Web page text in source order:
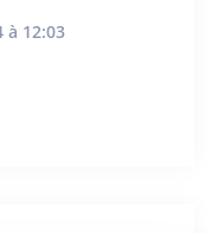
à 12:03